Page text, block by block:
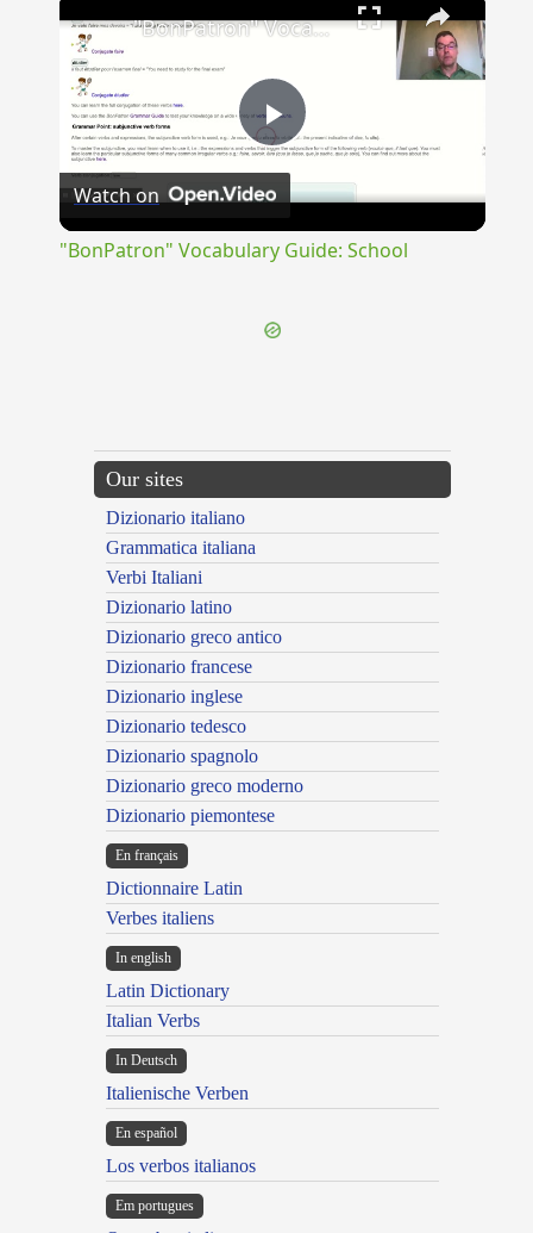
Play
"BonPatron" Vocabulary Guide: School
Watch on
"BonPatron" Vocabulary Guide: School
Our sites
Dizionario italiano
Grammatica italiana
Verbi Italiani
Dizionario latino
Dizionario greco antico
Dizionario francese
Dizionario inglese
Dizionario tedesco
Dizionario spagnolo
Dizionario greco moderno
Dizionario piemontese
En français
Dictionnaire Latin
Verbes italiens
In english
Latin Dictionary
Italian Verbs
In Deutsch
Italienische Verben
En español
Los verbos italianos
Em portugues